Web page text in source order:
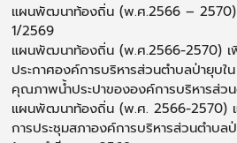
แผนพัฒนาท้องถิ่น (พ.ศ.2566 –
1/2569
แผนพัฒนาท้องถิ่น (พ.ศ.2566-2570) เ
ประกาศองค์การบริหารส่วนตำบลป่ายุบใ
คุณภาพน้ำประปาขององค์การบริหารส่ว
แผนพัฒนาท้องถิ่น (พ.ศ. 2566-2570)
การประชุมสภาองค์การบริหารส่วนตำบ